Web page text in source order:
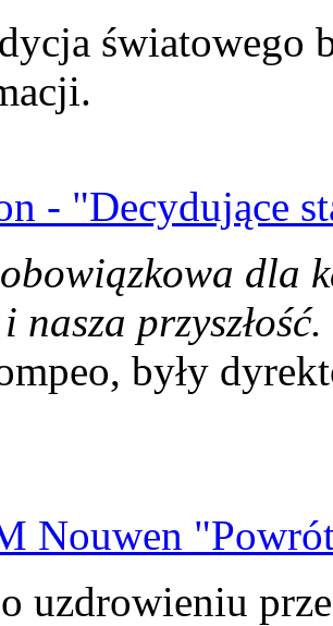
światowego
- "Decydujące
dla
nasza przyszłość.
były
Nouwen
uzdrowieniu